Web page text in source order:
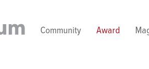
Community Award